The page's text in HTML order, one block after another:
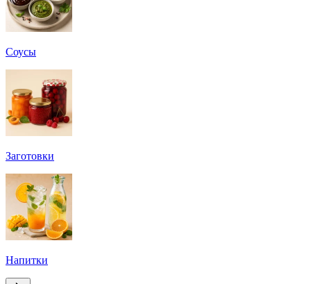
Соусы
Заготовки
Напитки